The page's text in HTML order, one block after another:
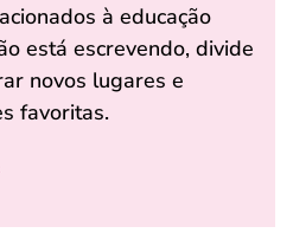
à educação
está escrevendo, divide
novos lugares e
favoritas.